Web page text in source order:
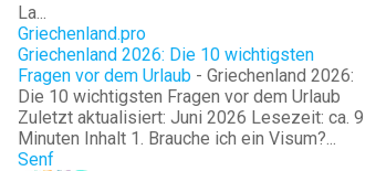
La...
Griechenland.pro
Griechenland 2026: Die 10 wichtigsten
Fragen vor dem Urlaub - Griechenland 2026:
Die 10 wichtigsten Fragen vor dem Urlaub
Zuletzt aktualisiert: Juni 2026 Lesezeit: ca. 9
Minuten Inhalt 1. Brauche ich ein Visum?...
Senf